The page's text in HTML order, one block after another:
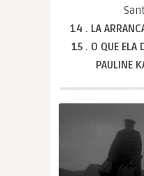
14 . LA
15 . O QUE ELA
PAULINE